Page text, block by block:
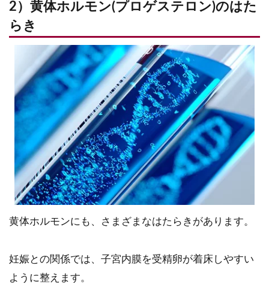
2）黄体ホルモン(プロゲステロン)のはた
らき
黄体ホルモンにも、さまざまなはたらきがあります。
妊娠との関係では、子宮内膜を受精卵が着床しやすい
ように整えます。